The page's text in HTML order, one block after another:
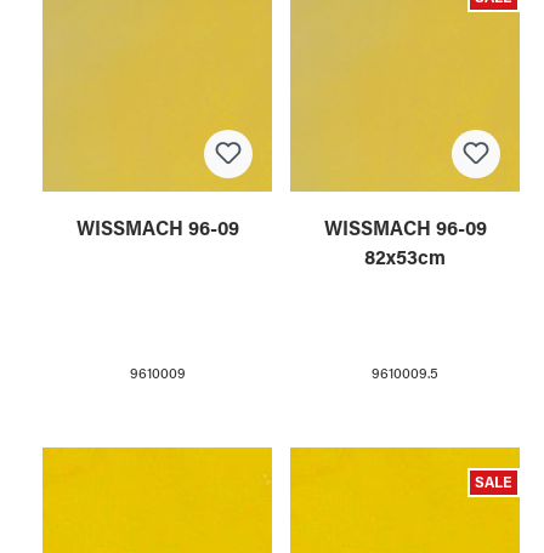
WISSMACH 96-09
9610009
WISSMACH 96-09
82x53cm
9610009.5
SALE